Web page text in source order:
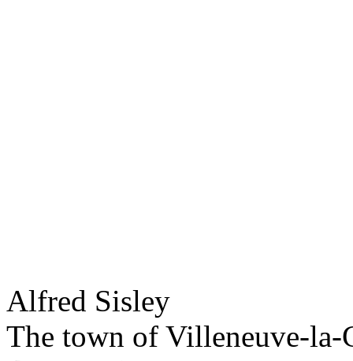
Alfred Sisley
The town of Villeneuve-la-